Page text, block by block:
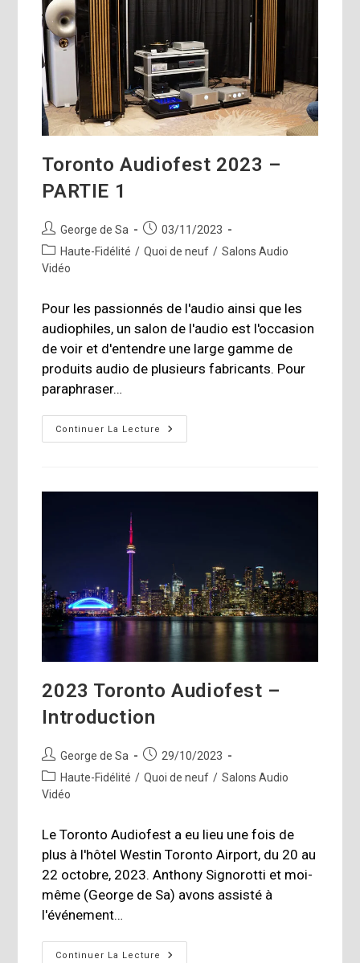
Toronto Audiofest 2023 –
PARTIE 1
Auteur/autrice
de
la
George de Sa
Publication
publiée :
03/11/2023
Post
category:
Haute-Fidélité / Quoi de neuf / Salons Audio
Vidéo
Pour les passionnés de l'audio ainsi que les
audiophiles, un salon de l'audio est l'occasion
de voir et d'entendre une large gamme de
produits audio de plusieurs fabricants. Pour
paraphraser…
Continuer La Lecture
Toronto
Audiofest
2023 Toronto Audiofest –
Introduction
Auteur/autrice
de
la
George de Sa
Publication
publiée :
29/10/2023
Post
category:
Haute-Fidélité / Quoi de neuf / Salons Audio
Vidéo
Le Toronto Audiofest a eu lieu une fois de
plus à l'hôtel Westin Toronto Airport, du 20 au
22 octobre, 2023. Anthony Signorotti et moi-
même (George de Sa) avons assisté à
l'événement…
Continuer La Lecture
2023